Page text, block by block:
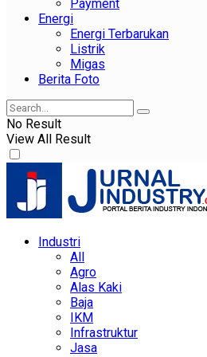
Payment
Energi
Energi Terbarukan
Listrik
Migas
Berita Foto
No Result
View All Result
Industri
All
Agro
Alas Kaki
Baja
IKM
Infrastruktur
Jasa